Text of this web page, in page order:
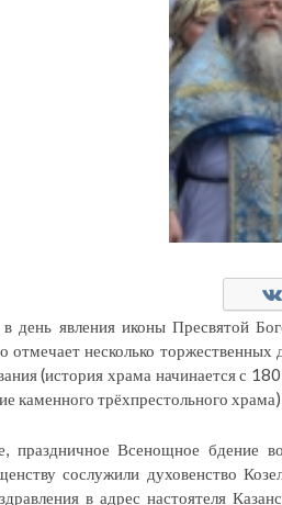
день явления иконы Пресвятой
отмечает несколько
(история храма начинается с
каменного трёхпрестольного
праздничное Всенощное бдение
сослужили духовенство
в адрес настоятеля